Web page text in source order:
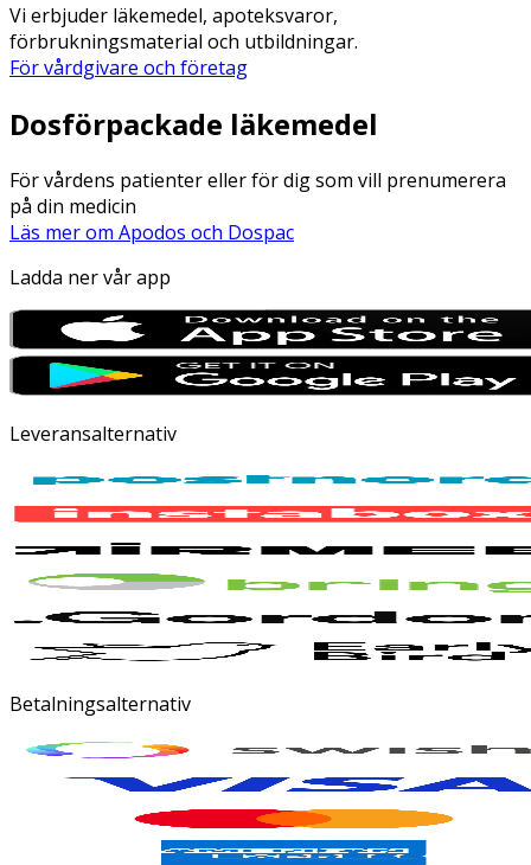
Vi erbjuder läkemedel, apoteksvaror,
förbrukningsmaterial och utbildningar.
För vårdgivare och företag
Dosförpackade läkemedel
För vårdens patienter eller för dig som vill prenumerera
på din medicin
Läs mer om Apodos och Dospac
Ladda ner vår app
Leveransalternativ
Betalningsalternativ